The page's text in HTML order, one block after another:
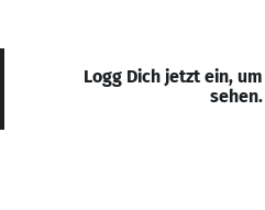
Logg Dich jetzt ein,
sehen.